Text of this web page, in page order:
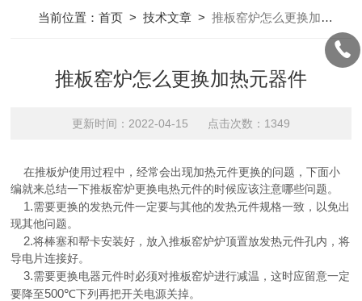
当前位置：首页 >技术文章 >推板窑炉怎么更换加热元器件
推板窑炉怎么更换加热元器件
更新时间：2022-04-15 点击次数：1349
在推板炉使用过程中，经常会出现加热元件更换的问题，下面小
编就来总结一下推板窑炉更换电热元件的时候应该注意哪些问题。
1.需要更换的发热元件一定要与其他的发热元件规格一致，以免出
现其他问题。
2.将棒塞和帮卡安装好，放入推板窑炉炉顶置放发热元件孔内，将
导电片连接好。
3.需要更换电器元件时必须对推板窑炉进行减温，这时应留意一定
要降至500℃下列再把开关电源关掉。